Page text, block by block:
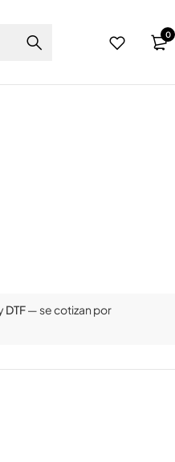
0
DTF— se cotizan por